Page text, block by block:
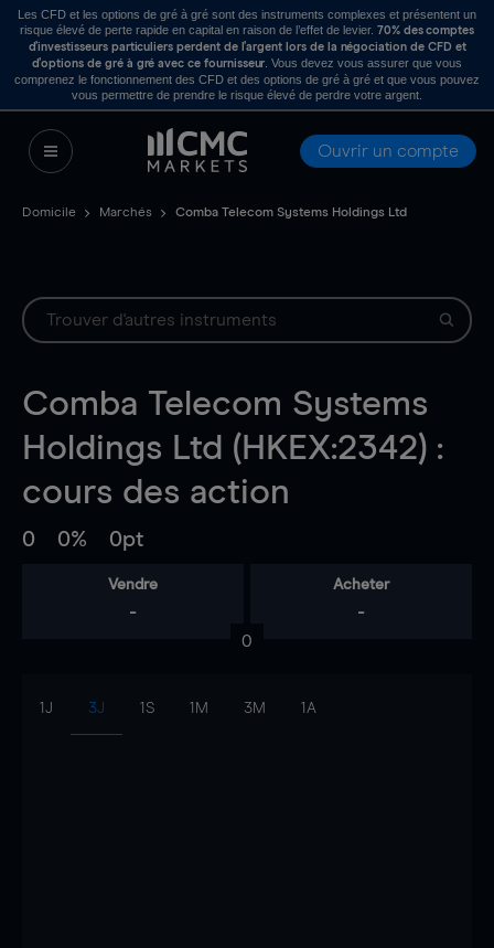
Les CFD et les options de gré à gré sont des instruments complexes et présentent un
risque élevé de perte rapide en capital en raison de l’effet de levier. 70% des comptes
d’investisseurs particuliers perdent de l’argent lors de la négociation de CFD et
d’options de gré à gré avec ce fournisseur . Vous devez vous assurer que vous
comprenez le fonctionnement des CFD et des options de gré à gré et que vous pouvez
vous permettre de prendre le risque élevé de perdre votre argent.
Ouvrir un compte
Domicile Marchés Comba Telecom Systems Holdings Ltd
Comba Telecom Systems
Holdings Ltd (HKEX:2342) :
cours des action
0 0% 0pt
Vendre
-
Acheter
-
0
1J 3J 1S 1M 3M 1A